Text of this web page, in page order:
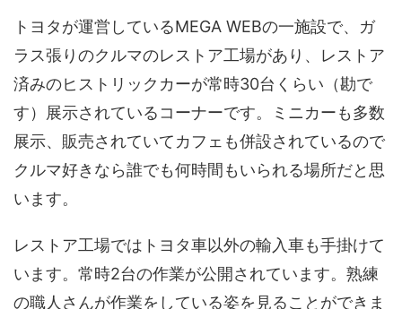
トヨタが運営しているMEGA WEBの一施設で、ガ
ラス張りのクルマのレストア工場があり、レストア
済みのヒストリックカーが常時30台くらい（勘で
す）展示されているコーナーです。ミニカーも多数
展示、販売されていてカフェも併設されているので
クルマ好きなら誰でも何時間もいられる場所だと思
います。
レストア工場ではトヨタ車以外の輸入車も手掛けて
います。常時2台の作業が公開されています。熟練
の職人さんが作業をしている姿を見ることができま